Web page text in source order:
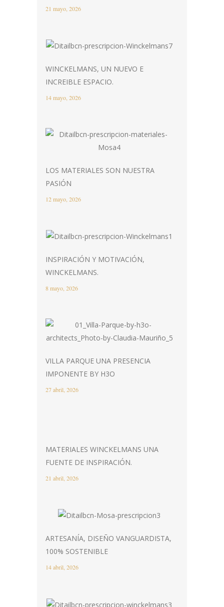
21 mayo, 2026
WINCKELMANS, UN NUEVO E
INCREIBLE ESPACIO.
14 mayo, 2026
LOS MATERIALES SON NUESTRA
PASIÓN
12 mayo, 2026
INSPIRACIÓN Y MOTIVACIÓN,
WINCKELMANS.
8 mayo, 2026
VILLA PARQUE UNA PRESENCIA
IMPONENTE BY H3O
27 abril, 2026
MATERIALES WINCKELMANS UNA
FUENTE DE INSPIRACIÓN.
21 abril, 2026
ARTESANÍA, DISEÑO VANGUARDISTA,
100% SOSTENIBLE
14 abril, 2026